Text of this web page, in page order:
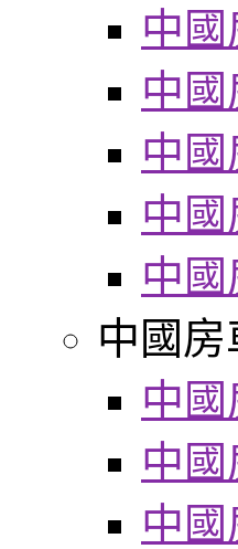
中
中
中
中
中
中國房
中
中
中